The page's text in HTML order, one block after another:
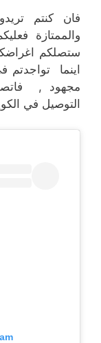
فان كنتم
والممتازة
ستصلكم
اينما
مجهود ,
التوصيل في